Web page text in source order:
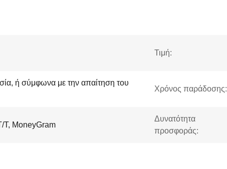
Τιμή:
ή σύμφωνα με την απαίτηση του
Χρόνος παράδοσης:
T, MoneyGram
Δυνατότητα
προσφοράς: